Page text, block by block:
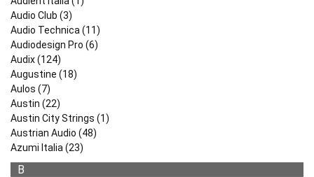
Audio Club (3)
Audio Technica (11)
Audiodesign Pro (6)
Audix (124)
Augustine (18)
Aulos (7)
Austin (22)
Austin City Strings (1)
Austrian Audio (48)
Azumi Italia (23)
B